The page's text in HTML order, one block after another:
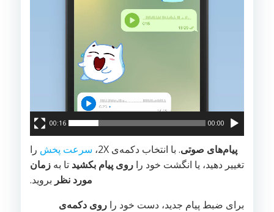
00:00
00:16
پیام‌های صوتی. با انتخاب دکمه‌ی 2X، سرعت پخش را
تغییر دهید، یا انگشت خود را روی پیام بکشید تا به زمان
مورد نظر بروید.
برای ضبط پیام جدید، دست خود را روی دکمه‌ی